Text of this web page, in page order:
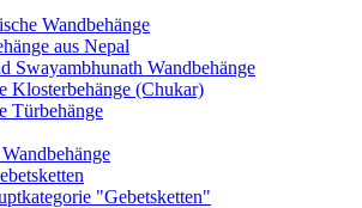
Wandbehänge
aus Nepal
Swayambhunath Wandbehänge
Klosterbehänge (Chukar)
Türbehänge
"Gebetsketten"